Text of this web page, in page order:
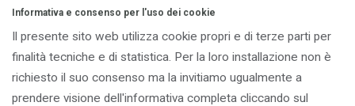
Informativa e consenso per l'uso dei cookie
Il presente sito web utilizza cookie propri e di terze parti per
finalità tecniche e di statistica. Per la loro installazione non è
richiesto il suo consenso ma la invitiamo ugualmente a
prendere visione dell'informativa completa cliccando sul